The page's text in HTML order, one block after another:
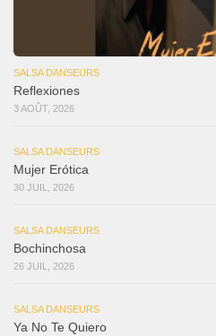
SALSA DANSEURS
Reflexiones
3 AOÛT, 2026
SALSA DANSEURS
Mujer Erótica
30 JUIL, 2026
SALSA DANSEURS
Bochinchosa
26 JUIL, 2026
SALSA DANSEURS
Ya No Te Quiero